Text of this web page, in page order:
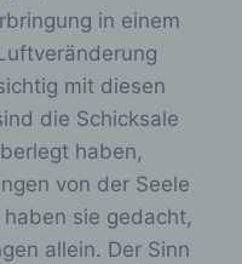
in einem
mit diesen
die Schicksale
haben,
von der Seele
sie gedacht,
allein. Der Sinn